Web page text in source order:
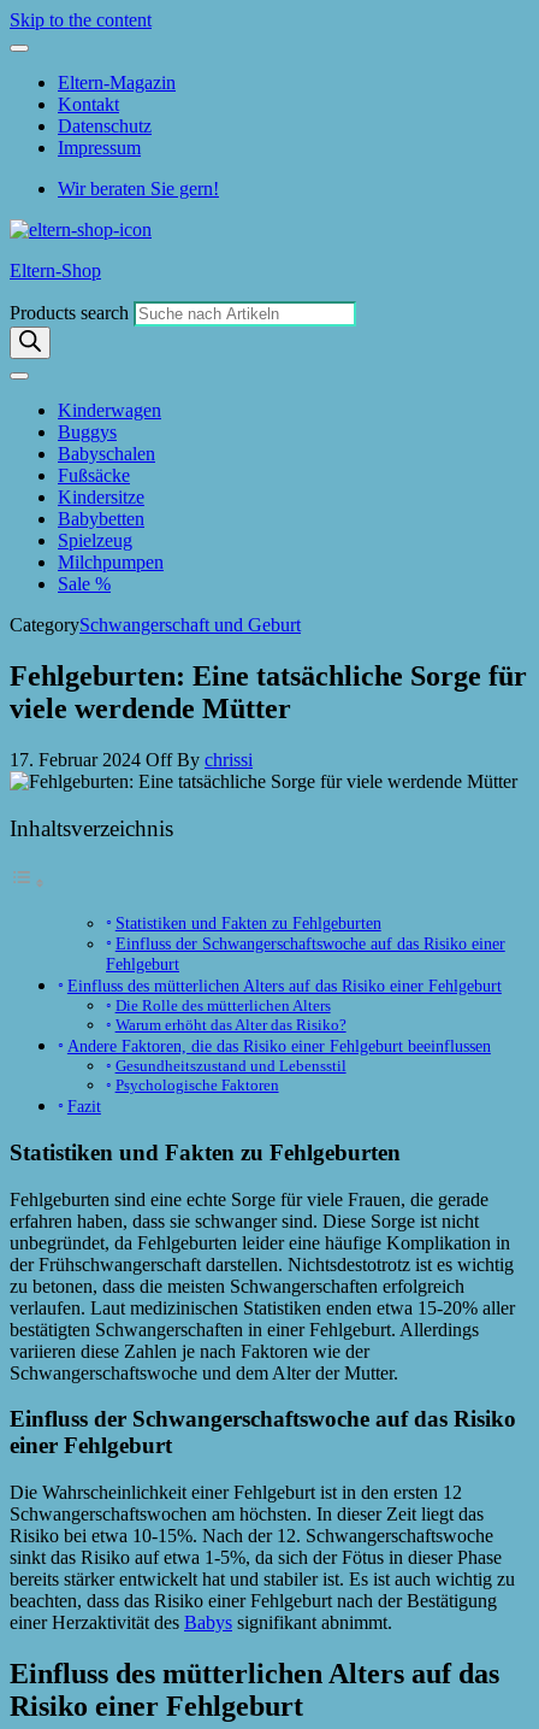
Skip to the content
Eltern-Magazin
Kontakt
Datenschutz
Impressum
Wir beraten Sie gern!
Eltern-Shop
Products search
Kinderwagen
Buggys
Babyschalen
Fußsäcke
Kindersitze
Babybetten
Spielzeug
Milchpumpen
Sale %
CategorySchwangerschaft und Geburt
Fehlgeburten: Eine tatsächliche Sorge für
viele werdende Mütter
17. Februar 2024 OffBy chrissi
Inhaltsverzeichnis
Statistiken und Fakten zu Fehlgeburten
Einfluss der Schwangerschaftswoche auf das Risiko einer
Fehlgeburt
Einfluss des mütterlichen Alters auf das Risiko einer Fehlgeburt
Die Rolle des mütterlichen Alters
Warum erhöht das Alter das Risiko?
Andere Faktoren, die das Risiko einer Fehlgeburt beeinflussen
Gesundheitszustand und Lebensstil
Psychologische Faktoren
Fazit
Statistiken und Fakten zu Fehlgeburten
Fehlgeburten sind eine echte Sorge für viele Frauen, die gerade
erfahren haben, dass sie schwanger sind. Diese Sorge ist nicht
unbegründet, da Fehlgeburten leider eine häufige Komplikation in
der Frühschwangerschaft darstellen. Nichtsdestotrotz ist es wichtig
zu betonen, dass die meisten Schwangerschaften erfolgreich
verlaufen. Laut medizinischen Statistiken enden etwa 15-20% aller
bestätigten Schwangerschaften in einer Fehlgeburt. Allerdings
variieren diese Zahlen je nach Faktoren wie der
Schwangerschaftswoche und dem Alter der Mutter.
Einfluss der Schwangerschaftswoche auf das Risiko
einer Fehlgeburt
Die Wahrscheinlichkeit einer Fehlgeburt ist in den ersten 12
Schwangerschaftswochen am höchsten. In dieser Zeit liegt das
Risiko bei etwa 10-15%. Nach der 12. Schwangerschaftswoche
sinkt das Risiko auf etwa 1-5%, da sich der Fötus in dieser Phase
bereits stärker entwickelt hat und stabiler ist. Es ist auch wichtig zu
beachten, dass das Risiko einer Fehlgeburt nach der Bestätigung
einer Herzaktivität des Babys signifikant abnimmt.
Einfluss des mütterlichen Alters auf das
Risiko einer Fehlgeburt